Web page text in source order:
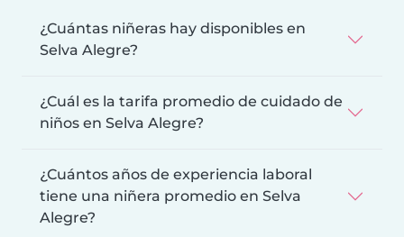
¿Cuántas niñeras hay disponibles en
Selva Alegre?
¿Cuál es la tarifa promedio de cuidado de
niños en Selva Alegre?
¿Cuántos años de experiencia laboral
tiene una niñera promedio en Selva
Alegre?